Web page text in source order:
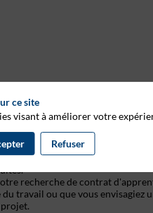
du CAP au Master,
collégiens, lycéens et
recherche de contrat
travail ou que vous envisagiez
ce site
visant à améliorer votre
Refuser